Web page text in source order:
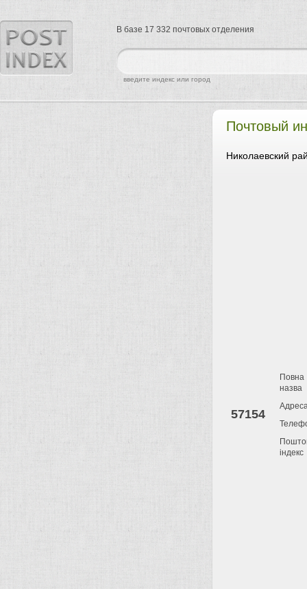
Почтовый
Николаевский
57154
Повна
назва
індекс
найти
введите индекс или город
В базе 17 332 почтовых отделения